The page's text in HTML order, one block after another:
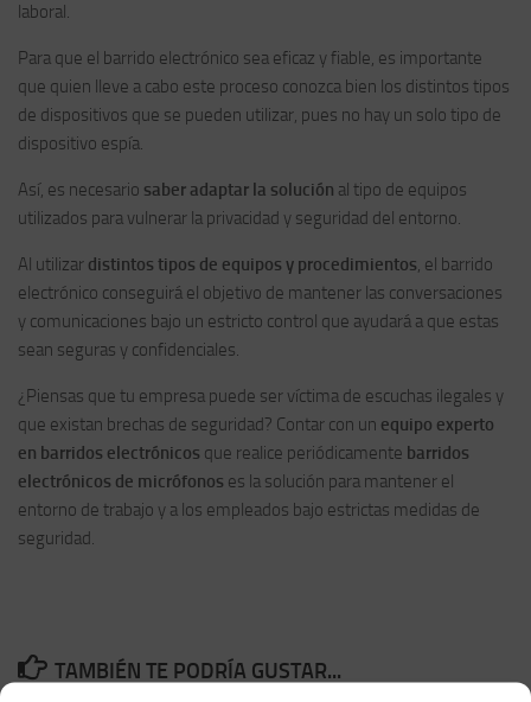
laboral.
Para que el barrido electrónico sea eficaz y fiable, es importante
que quien lleve a cabo este proceso conozca bien los distintos tipos
de dispositivos que se pueden utilizar, pues no hay un solo tipo de
dispositivo espía.
Así, es necesario saber adaptar la solución al tipo de equipos
utilizados para vulnerar la privacidad y seguridad del entorno.
Al utilizar distintos tipos de equipos y procedimientos, el barrido
electrónico conseguirá el objetivo de mantener las conversaciones
y comunicaciones bajo un estricto control que ayudará a que estas
sean seguras y confidenciales.
¿Piensas que tu empresa puede ser víctima de escuchas ilegales y
que existan brechas de seguridad? Contar con un equipo experto
en barridos electrónicos que realice periódicamente barridos
electrónicos de micrófonos es la solución para mantener el
entorno de trabajo y a los empleados bajo estrictas medidas de
seguridad.
TAMBIÉN TE PODRÍA GUSTAR...